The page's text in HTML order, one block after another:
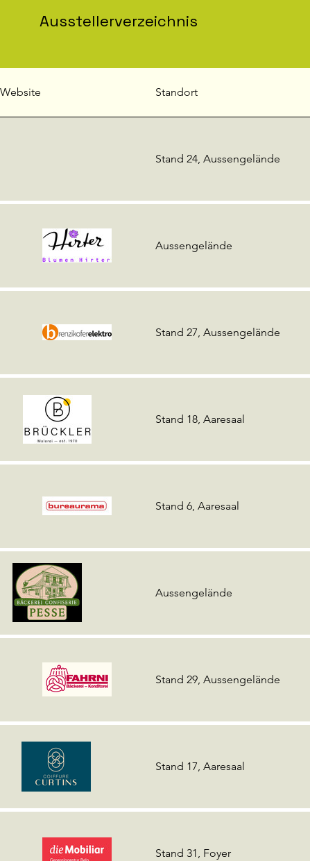
Ausstellerverzeichnis
Website Standort
Stand 24, Aussengelände
Aussengelände
Stand 27, Aussengelände
Stand 18, Aaresaal
Stand 6, Aaresaal
Aussengelände
Stand 29, Aussengelände
Stand 17, Aaresaal
Stand 31, Foyer